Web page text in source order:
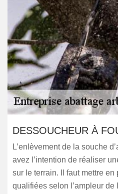
DESSOUCHEUR À
L’enlèvement de la souche
avez l’intention de réaliser
sur le terrain. Il faut mettre
qualifiées selon l’ampleur de